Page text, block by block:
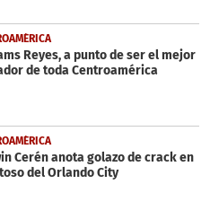
Reyes, a punto de ser el mejor
de toda Centroamérica
Cerén anota golazo de crack en
del Orlando City